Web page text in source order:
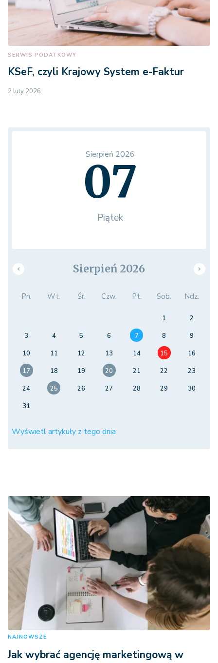
SERWIS PODATKOWY
KSeF, czyli Krajowy System e-Faktur
2 luty 2026
Sierpień 2026
07
Piątek
Sierpień 2026
Pn. Wt. Śr. Czw. Pt. Sob. Ndz.
1
2
3
4 5 6 7 8
9
10
11 12 13 14 15
16
17
18 19 20 21 22
23
24
25 26 27 28 29
30
31
Wyświetl artykuły z tego dnia
NAJNOWSZE
Jak wybrać agencję marketingową w